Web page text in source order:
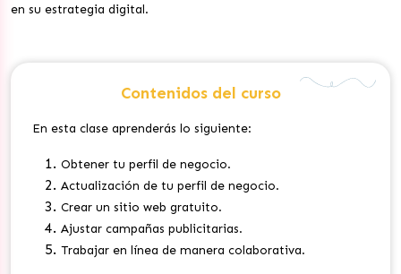
en su estrategia digital.
Contenidos del curso
En esta clase aprenderás lo siguiente:
Obtener tu perfil de negocio.
Actualización de tu perfil de negocio.
Crear un sitio web gratuito.
Ajustar campañas publicitarias.
Trabajar en línea de manera colaborativa.